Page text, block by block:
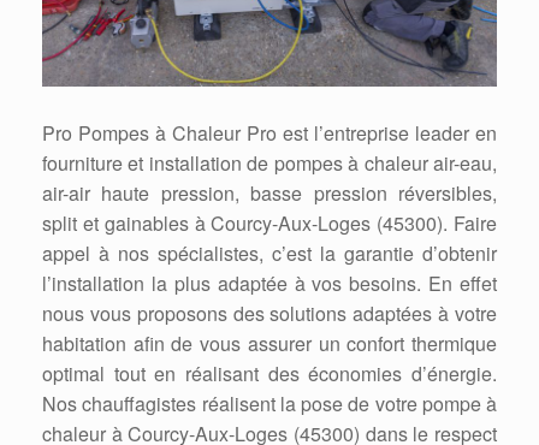
Pro Pompes à Chaleur Pro est l’entreprise leader en
fourniture et installation de pompes à chaleur air-eau,
air-air haute pression, basse pression réversibles,
split et gainables à Courcy-Aux-Loges (45300). Faire
appel à nos spécialistes, c’est la garantie d’obtenir
l’installation la plus adaptée à vos besoins. En effet
nous vous proposons des solutions adaptées à votre
habitation afin de vous assurer un confort thermique
optimal tout en réalisant des économies d’énergie.
Nos chauffagistes réalisent la pose de votre pompe à
chaleur à Courcy-Aux-Loges (45300) dans le respect